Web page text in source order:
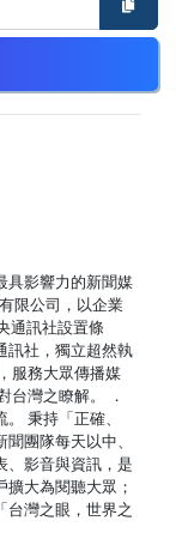
具影響力的新聞媒
限公司，以企業
通訊社設置條
訊社，獨立超然執
服務大眾傳播媒
台灣之瞭解。 ．
秉持「正確、
團隊每天以中、
、影音與資訊，是
大為閱聽大眾；
台灣之眼，世界之